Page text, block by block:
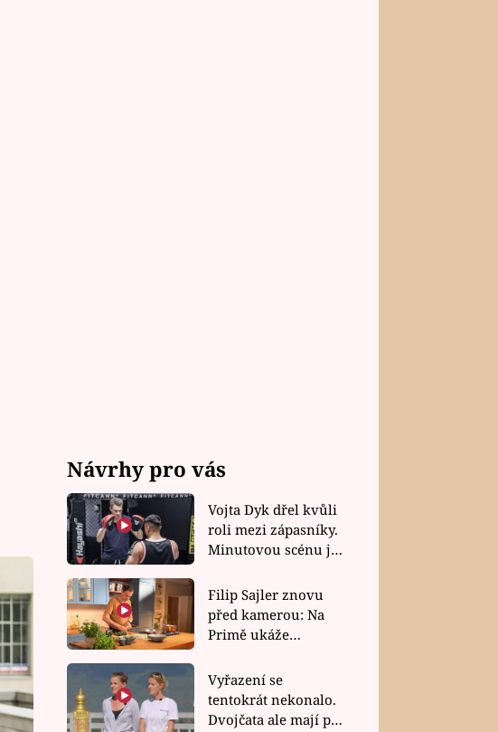
Návrhy pro vás
Vojta Dyk dřel kvůli
roli mezi zápasníky.
Minutovou scénu jel
Filip Sajler znovu
před kamerou: Na
Primě ukáže
rychlé recepty
Vyřazení se
tentokrát nekonalo.
Dvojčata ale mají po